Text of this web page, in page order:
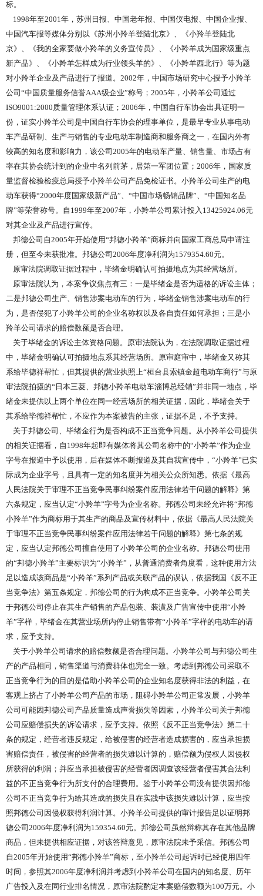
标。
1998年至2001年，苏州日报、中国老年报、中国仪电报、中国企业报、
中国汽车报等媒体分别以《苏州小羚羊登陆北京》、《小羚羊登陆北
京》、《我的全家要做小羚羊的义务宣传员》、《小羚羊成为国家级重点
新产品》、《小羚羊怎样成为行业领头羊的》、《小羚羊西北行》等为题
对小羚羊企业及产品进行了报道。2002年，中国市场研究中心授予小羚羊
公司“中国质量服务信誉AAA级企业”称号；2005年，小羚羊公司通过
ISO9001:2000质量管理体系认证；2006年，中国自行车协会出具证明一
份，证实小羚羊公司是中国自行车协会的理事单位，是最早专业从事电动
车产品研制、生产与销售的专业电动车制造商和服务商之一，在国内外有
较高的知名度和影响力，该公司2005年的电动车产量、销售量、市场占有
率在其协会统计到的企业中名列前茅，居第一军团位置；2006年，国家质
量监督检验检疫总局授予小羚羊公司产品免检证书。小羚羊公司生产的电
动车获得“2000年度国家级新产品”、“中国市场畅销品牌”、“中国知名品
牌”等荣誉称号。自1999年至2007年，小羚羊公司累计投入13425924.06元
对其企业及产品进行宣传。
邦德公司自2005年开始使用“邦德小羚羊”商标并向国家工商总局申请注
册，但至今未获批准。邦德公司2006年度净利润为1579354.60元。
原审法院调取证据过程中，毕绪金明确认可拍摄地点为其经营场所。
原审法院认为，本案争议焦点有三：一是毕绪金是否为适格的诉讼主体；
二是邦德公司生产、销售涉案电动车的行为，毕绪金销售涉案电动车的行
为，是否侵犯了小羚羊公司的企业名称权以及各自责任如何承担；三是小
羚羊公司请求的赔偿数额是否合理。
关于毕绪金的诉讼主体资格问题。原审法院认为，在法院调取证据过程
中，毕绪金明确认可拍摄地点系其经营场所。原审庭审中，毕绪金又称其
系给毕德祥帮忙，但其提供的营业执照上“桓台县索镇金超电动车商行”与原
审法院拍摄的“日本三菱、邦德小羚羊电动车淄博总经销”并非同一地点，毕
绪金未提供以上两个单位在同一经营场所的相关证据，因此，毕绪金关于
其系给毕德祥帮忙，不应作为本案被告的主张，证据不足，不予支持。
关于邦德公司、毕绪金行为是否构成不正当竞争问题。从小羚羊公司提供
的相关证据看，自1998年起即有媒体将其公司名称中的“小羚羊”作为企业
字号在报道中予以使用，后在媒体不断报道及其自我宣传中，“小羚羊”已实
际成为企业字号，且具有一定的知名度并为相关公众所知悉。依据《最高
人民法院关于审理不正当竞争民事纠纷案件应用法律若干问题的解释》第
六条规定，应当认定“小羚羊”字号为企业名称。邦德公司未经允许将“邦德
小羚羊”作为商标用于其生产的商品及宣传材料中，依据《最高人民法院关
于审理不正当竞争民事纠纷案件应用法律若干问题的解释》第七条的规
定，应当认定邦德公司擅自使用了小羚羊公司的企业名称。邦德公司使用
的“邦德小羚羊”主要标识为“小羚羊”，从普通消费者角度看，这种使用方法
足以造成该商品是“小羚羊”系列产品或关联产品的误认，依据我国《反不正
当竞争法》第五条规定，邦德公司的行为构成不正当竞争。小羚羊公司关
于邦德公司停止在其生产销售的产品包装、装潢及广告宣传中使用“小羚
羊”字样，毕绪金在其营业场所内停止销售带有“小羚羊”字样的电动车的请
求，应予支持。
关于小羚羊公司请求的赔偿数额是否合理问题。小羚羊公司与邦德公司生
产的产品相同，销售渠道与消费群体也完全一致。考虑到邦德公司采取不
正当竞争行为的目的是借助小羚羊公司的企业知名度获得非法的利益，在
客观上挤占了小羚羊公司产品的市场，阻碍小羚羊公司正常发展，小羚羊
公司可能因邦德公司产品质量造成声誉损失等因素，小羚羊公司关于邦德
公司应赔偿损失的诉讼请求，应予支持。依照《反不正当竞争法》第二十
条的规定，经营者违反规定，给被侵害的经营者造成损害的，应当承担损
害赔偿责任，被侵害的经营者的损失难以计算的，赔偿额为侵权人因侵权
所获得的利润；并应当承担被侵害的经营者因调查该经营者侵害其合法利
益的不正当竞争行为所支付的合理费用。鉴于小羚羊公司没有提供因邦德
公司不正当竞争行为给其造成的损失且在实践中该损失难以计算，应当按
照邦德公司因侵权获得利润计算。小羚羊公司提供的审计报告足以证明邦
德公司2006年度净利润为159354.60元。邦德公司虽然辩称其存在其他品牌
商品，但未提供相应证据，对该答辩意见，原审法院未予采信。邦德公司
自2005年开始使用“邦德小羚羊”商标，至小羚羊公司起诉时已经使用四年
时间，参照其2006年度净利润并考虑到小羚羊公司在国内的知名度、历年
广告投入及在同行业排名情况，原审法院酌定本案赔偿数额为100万元。小